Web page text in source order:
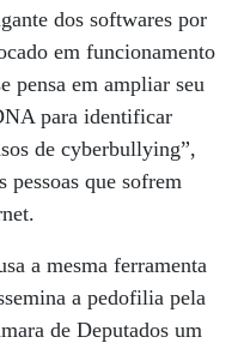
dos softwares por
em funcionamento
pensa em ampliar seu
para identificar
de cyberbullying”,
pessoas que sofrem
a mesma ferramenta
a pedofilia pela
de Deputados um